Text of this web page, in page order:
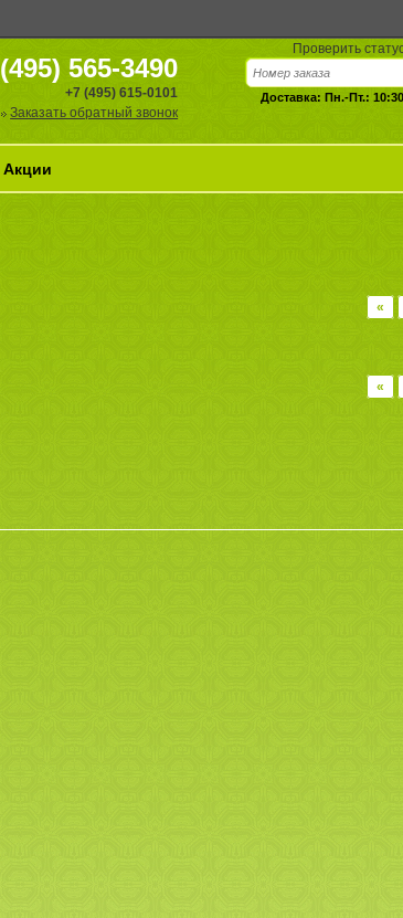
565-3490
+7 (495) 615-0101
Заказать обратный звонок
Проверить
Доставка: Пн.-Пт.:
Акции
«
«